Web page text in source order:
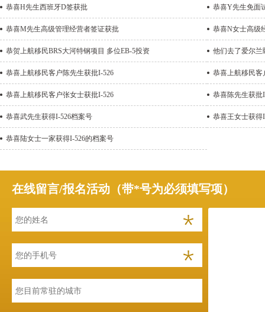
恭喜H先生西班牙D签获批 恭喜Y先生免面
恭喜M先生高级管理经营者签证获批 恭喜N女士高级
恭贺上航移民BRS大河特钢项目 多位EB-5投资 他们去了爱尔兰
恭喜上航移民客户陈先生获批I-526 恭喜上航移民客
恭喜上航移民客户张女士获批I-526 恭喜陈先生获批
恭喜武先生获得I-526档案号 恭喜王女士获得
恭喜陆女士一家获得I-526的档案号
在线留言/报名活动（带*号为必须填写项）